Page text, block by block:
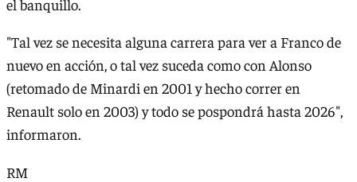
el banquillo.
"Tal vez se necesita alguna carrera para ver a Franco de
nuevo en acción, o tal vez suceda como con Alonso
(retomado de Minardi en 2001 y hecho correr en
Renault solo en 2003) y todo se pospondrá hasta 2026",
informaron.
RM